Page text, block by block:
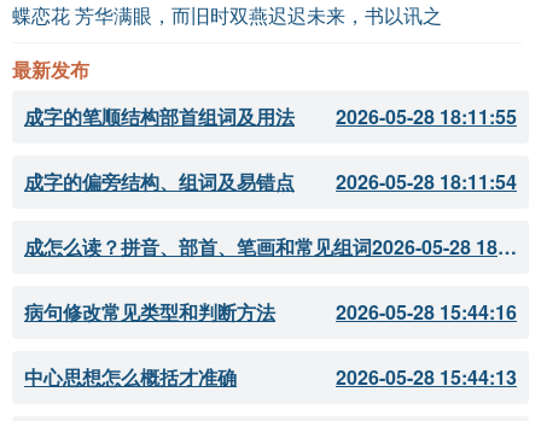
蝶恋花 芳华满眼，而旧时双燕迟迟未来，书以讯之
最新发布
成字的笔顺结构部首组词及用法
2026-05-28 18:11:55
成字的偏旁结构、组词及易错点 2026-05-28 18:11:54
成怎么读？拼音、部首、笔画和常见组词 2026-05-28 18:11:51
病句修改常见类型和判断方法 2026-05-28 15:44:16
中心思想怎么概括才准确 2026-05-28 15:44:13